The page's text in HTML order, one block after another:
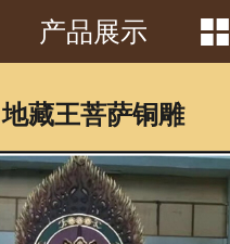
首页
产品中心
产品展示 
地藏王菩萨铜雕